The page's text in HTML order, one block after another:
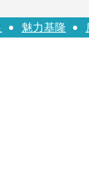
採購疫苗被騙
魅力基隆